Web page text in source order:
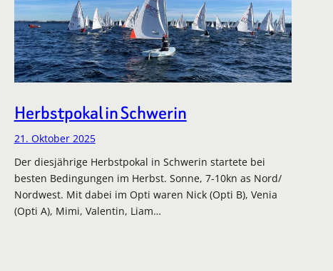
Herbstpokal in Schwerin
21. Oktober 2025
Der diesjährige Herbstpokal in Schwerin startete bei
besten Bedingungen im Herbst. Sonne, 7-10kn as Nord/
Nordwest. Mit dabei im Opti waren Nick (Opti B), Venia
(Opti A), Mimi, Valentin, Liam…